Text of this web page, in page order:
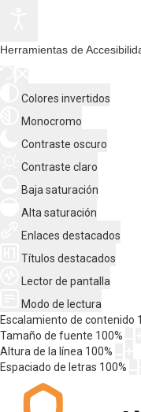
Herramientas de
Colores invertidos
Monocromo
Contraste oscuro
Contraste claro
Baja saturación
Alta saturación
Enlaces destacados
Títulos destacados
Lector de pantalla
Modo de lectura
Escalamiento de contenido
Tamaño de fuente 100%
Altura de la línea 100%
Espaciado de letras 100%